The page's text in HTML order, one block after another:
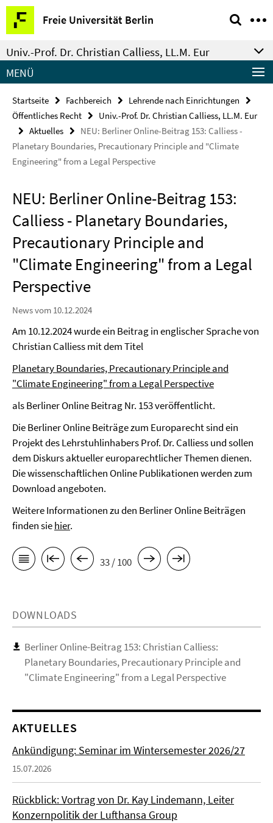
Springe
direkt
zu
Inhalt
Freie Universität Berlin
Service-
Navigation
Univ.-Prof. Dr. Christian Calliess, LL.M. Eur
MENÜ
Startseite Fachbereich
Lehrende nach Einrichtungen
Öffentliches Recht
Univ.-Prof. Dr. Christian Calliess, LL.M. Eur
Aktuelles
NEU: Berliner Online-Beitrag 153: Calliess -
Planetary Boundaries, Precautionary Principle and "Climate
Engineering" from a Legal Perspective
NEU: Berliner Online-Beitrag 153:
Calliess - Planetary Boundaries,
Precautionary Principle and
"Climate Engineering" from a Legal
Perspective
News vom 10.12.2024
Am 10.12.2024 wurde ein Beitrag in englischer Sprache von
Christian Calliess mit dem Titel
Planetary Boundaries, Precautionary Principle and
"Climate Engineering" from a Legal Perspective
als Berliner Online Beitrag Nr. 153 veröffentlicht.
Die Berliner Online Beiträge zum Europarecht sind ein
Projekt des Lehrstuhlinhabers Prof. Dr. Calliess und sollen
dem Diskurs aktueller europarechtlicher Themen dienen.
Die wissenschaftlichen Online Publikationen werden zum
Download angeboten.
Weitere Informationen zu den Berliner Online Beiträgen
finden siehier.
33 / 100
DOWNLOADS
Berliner Online-Beitrag 153: Christian Calliess:
Planetary Boundaries, Precautionary Principle and
"Climate Engineering" from a Legal Perspective
AKTUELLES
Ankündigung: Seminar im Wintersemester 2026/27
15.07.2026
Rückblick: Vortrag von Dr. Kay Lindemann, Leiter
Konzernpolitik der Lufthansa Group